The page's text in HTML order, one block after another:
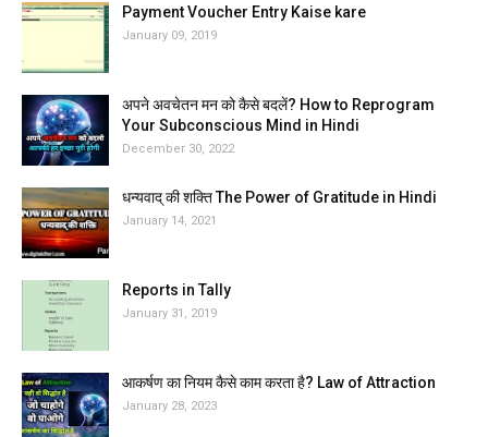
Payment Voucher Entry Kaise kare
January 09, 2019
अपने अवचेतन मन को कैसे बदलें? How to Reprogram
Your Subconscious Mind in Hindi
December 30, 2022
धन्यवाद् की शक्ति The Power of Gratitude in Hindi
January 14, 2021
Reports in Tally
January 31, 2019
आकर्षण का नियम कैसे काम करता है? Law of Attraction
January 28, 2023